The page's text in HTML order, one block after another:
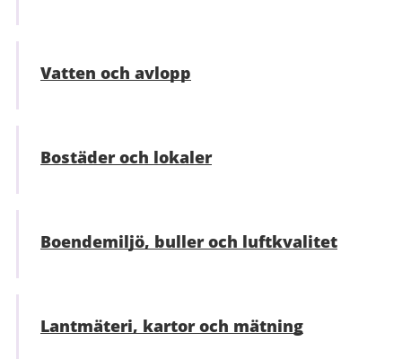
Vatten och avlopp
Bostäder och lokaler
Boendemiljö, buller och luftkvalitet
Lantmäteri, kartor och mätning